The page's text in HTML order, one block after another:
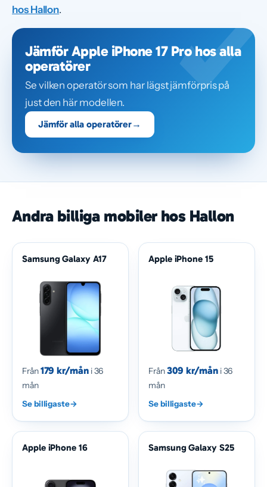
hos Hallon.
Jämför Apple iPhone 17 Pro hos alla
operatörer
Se vilken operatör som har lägst jämförpris på
just den här modellen.
Jämför alla operatörer→
Andra billiga mobiler hos Hallon
Samsung Galaxy A17
Från179 kr/måni 36
mån
Se billigaste→
Apple iPhone 15
Från309 kr/måni 36
mån
Se billigaste→
Apple iPhone 16 Samsung Galaxy S25